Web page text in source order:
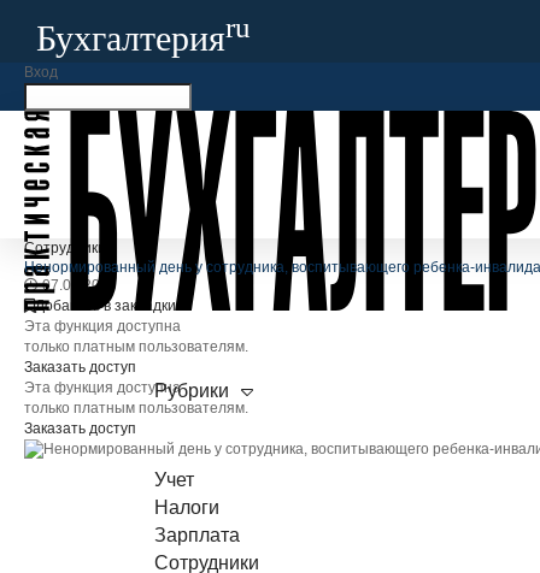
Бухгалтерияru
Бухгалтерияru
Бератор
Учет
Налоги
Зарплата
Сотрудники
Регулирование
Проверки
Арбитраж
СПЕЦПРОЕКТЫ
Изменения-2025
Требования-2025
Налоговый кодекс-2026
ОБЗОРЫ
Обзоры судебной практики
Разъяснения Минфина и ФНС
Разъяснения Минтруда и Роструда
Вход
Запомнить меня
Забыли свой пароль?
Войти
Регистрация
Бухгалтерия
.ru
Рубрики
Учет
Налоги
Зарплата
Сотрудники
Сотрудники
Ненормированный день у сотрудника, воспитывающего ребенка-инвалида
07.07.2026
Добавить в закладки
Эта функция доступна
только платным пользователям.
Заказать доступ
Эта функция доступна
только платным пользователям.
Заказать доступ